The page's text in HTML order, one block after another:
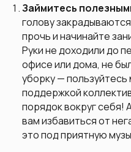
Займитесь
голову
прочь и начинайте
Руки не доходили до
офисе или дома, не
уборку —
поддержкой
порядок вокруг себя!
вам избавиться от
это под приятную